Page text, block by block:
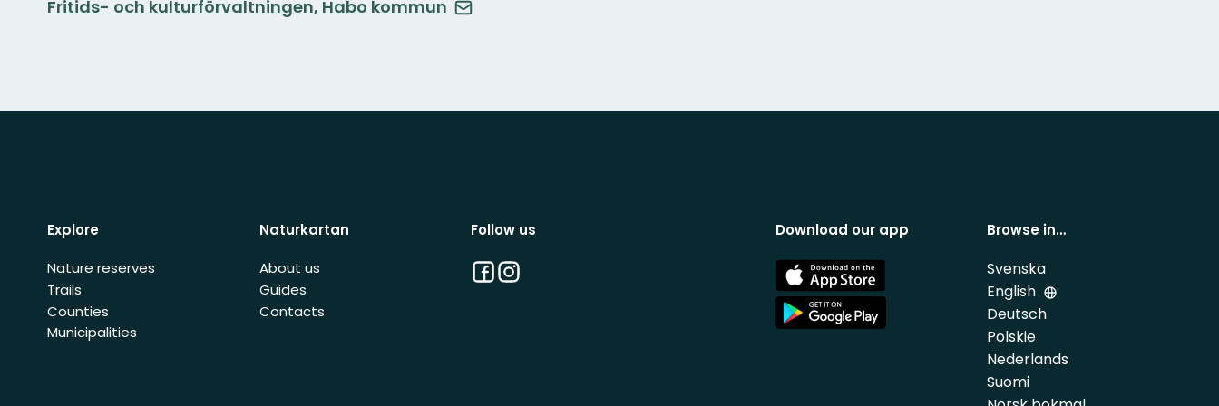
Fritids- och kulturförvaltningen, Habo kommun
Explore
Nature reserves
Trails
Counties
Municipalities
Naturkartan
About us
Guides
Contacts
Follow us
Facebook
Instagram
Download our app
App
Store
App
Store
Browse in…
Svenska
English
Deutsch
Polskie
Nederlands
Suomi